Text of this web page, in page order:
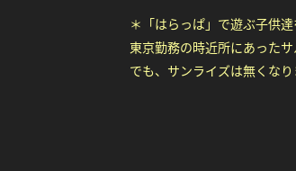
＊「はらっぱ」で遊ぶ子供
東京勤務の時近所にあった
でも、サンライズは無くな